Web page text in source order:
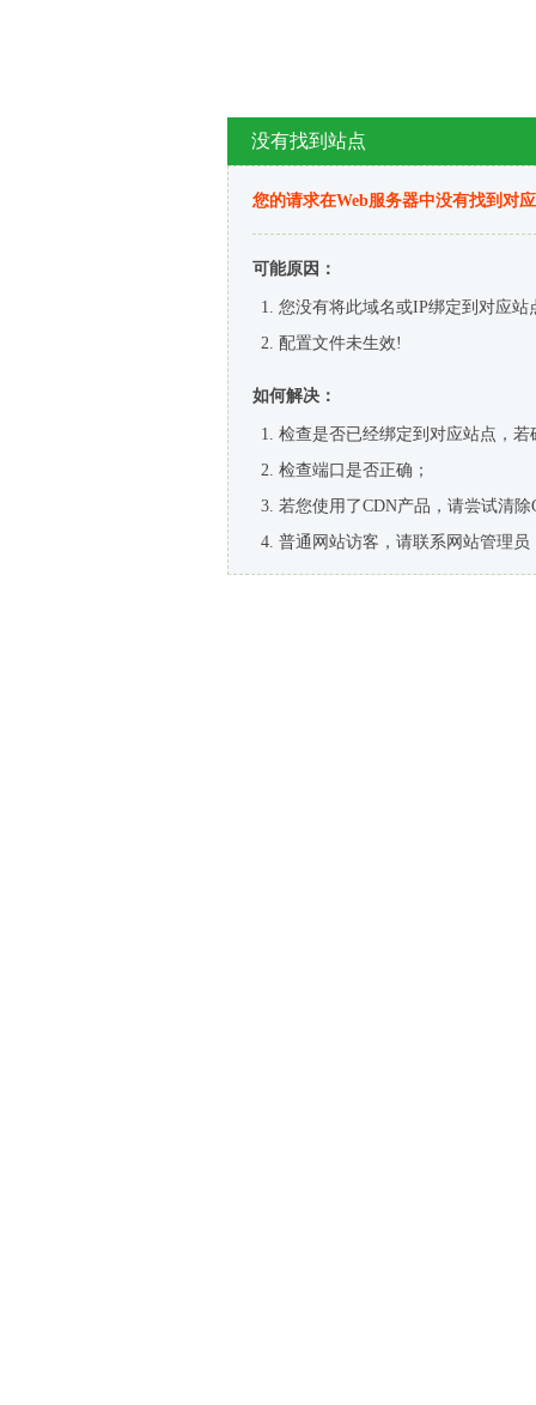
没有找到站点
您的请求在Web服务器中没有找到对
可能原因：
您没有将此域名或IP绑定到对应站
配置文件未生效!
如何解决：
检查是否已经绑定到对应站点，
检查端口是否正确；
若您使用了CDN产品，请尝试清除
普通网站访客，请联系网站管理员